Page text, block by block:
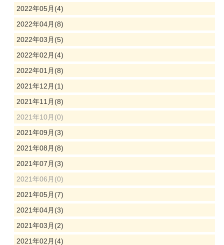
2022年05月(4)
2022年04月(8)
2022年03月(5)
2022年02月(4)
2022年01月(8)
2021年12月(1)
2021年11月(8)
2021年10月(0)
2021年09月(3)
2021年08月(8)
2021年07月(3)
2021年06月(0)
2021年05月(7)
2021年04月(3)
2021年03月(2)
2021年02月(4)